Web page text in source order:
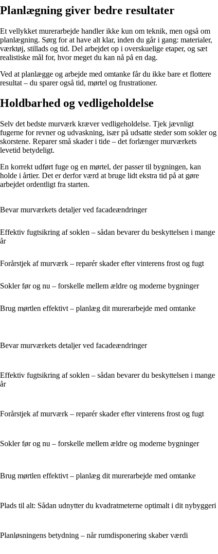
Planlægning giver bedre resultater
Et vellykket murerarbejde handler ikke kun om teknik, men også om
planlægning. Sørg for at have alt klar, inden du går i gang: materialer,
værktøj, stillads og tid. Del arbejdet op i overskuelige etaper, og sæt
realistiske mål for, hvor meget du kan nå på en dag.
Ved at planlægge og arbejde med omtanke får du ikke bare et flottere
resultat – du sparer også tid, mørtel og frustrationer.
Holdbarhed og vedligeholdelse
Selv det bedste murværk kræver vedligeholdelse. Tjek jævnligt
fugerne for revner og udvaskning, især på udsatte steder som sokler og
skorstene. Reparer små skader i tide – det forlænger murværkets
levetid betydeligt.
En korrekt udført fuge og en mørtel, der passer til bygningen, kan
holde i årtier. Det er derfor værd at bruge lidt ekstra tid på at gøre
arbejdet ordentligt fra starten.
Bevar murværkets detaljer ved facadeændringer
Effektiv fugtsikring af soklen – sådan bevarer du beskyttelsen i mange
år
Forårstjek af murværk – reparér skader efter vinterens frost og fugt
Sokler før og nu – forskelle mellem ældre og moderne bygninger
Brug mørtlen effektivt – planlæg dit murerarbejde med omtanke
Bevar murværkets detaljer ved facadeændringer
Effektiv fugtsikring af soklen – sådan bevarer du beskyttelsen i mange
år
Forårstjek af murværk – reparér skader efter vinterens frost og fugt
Sokler før og nu – forskelle mellem ældre og moderne bygninger
Brug mørtlen effektivt – planlæg dit murerarbejde med omtanke
Plads til alt: Sådan udnytter du kvadratmeterne optimalt i dit nybyggeri
Planløsningens betydning – når rumdisponering skaber værdi